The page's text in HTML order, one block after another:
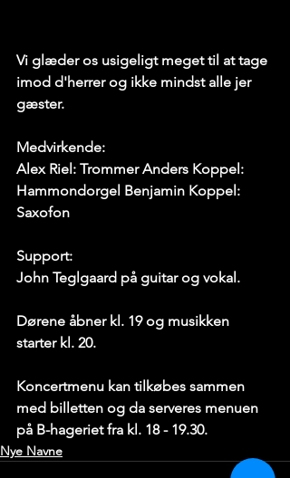
Vi glæder os usigeligt meget til at tage
imod d'herrer og ikke mindst alle jer
gæster.
Medvirkende:
Alex Riel: Trommer Anders Koppel:
Hammondorgel Benjamin Koppel:
Saxofon
Support:
John Teglgaard på guitar og vokal.
Dørene åbner kl. 19 og musikken
starter kl. 20.
Koncertmenu kan tilkøbes sammen
med billetten og da serveres menuen
på B-hageriet fra kl. 18 - 19.30.
Nye Navne